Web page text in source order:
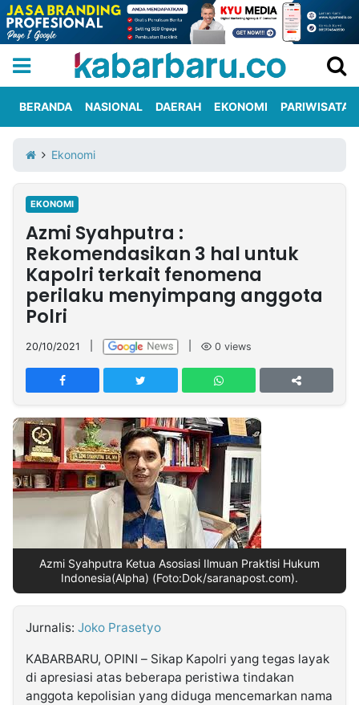
Iklan
Berita
Kami
Nasional
International
Olahraga
Entertainment
Daerah
Pariwisata
Kuliner
Kolom
Network
TREETAN
INDONESIA
Partner
Insight
NTB
Suara
Time
Lens
IDN
Daily
Jogja
Jalan
Rakyat
Idealita
News
Kita
Notice
Radar
Baru
Seedbacklink
Kabarbaru
BERANDA NASIONAL DAERAH EKONOMI PARIWISATA
Ekonomi
EKONOMI
Azmi Syahputra :
Rekomendasikan 3 hal untuk
Kapolri terkait fenomena
perilaku menyimpang anggota
Polri
20/10/2021 0 views
Azmi Syahputra Ketua Asosiasi Ilmuan Praktisi Hukum
Indonesia(Alpha) (Foto:Dok/saranapost.com).
Jurnalis: Joko Prasetyo
KABARBARU, OPINI – Sikap Kapolri yang tegas layak
di apresiasi atas beberapa peristiwa tindakan
anggota kepolisian yang diduga mencemarkan nama